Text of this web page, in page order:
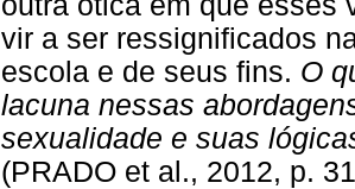
vir a ser ressignificados
escola e de seus fins. O
lacuna nessas
sexualidade e suas
(PRADO et al., 2012, p.